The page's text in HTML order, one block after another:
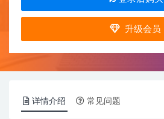
升级会员
详情介绍 常见问题